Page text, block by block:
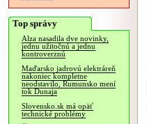
Top správy
Alza nasadila dve novinky,
jednu užitočnú a jednu
kontroverznú
Maďarsko jadrovú elektráreň
nakoniec kompletne
neodstavilo, Rumunsko mení
tok Dunaja
Slovensko.sk má opäť
technické problémy